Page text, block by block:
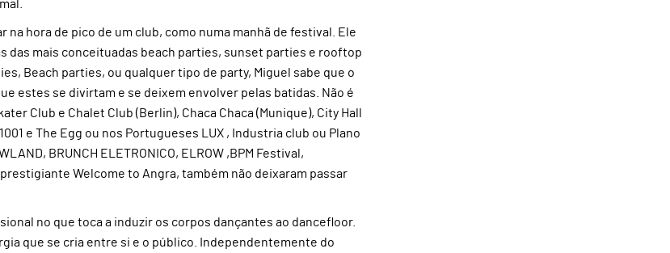
hora de pico de um club, como numa manhã de festival. Ele
mais conceituadas beach parties, sunset parties e rooftop
Beach parties, ou qualquer tipo de party, Miguel sabe que o
estes se divirtam e se deixem envolver pelas batidas. Não é
Club e Chalet Club (Berlin), Chaca Chaca (Munique), City Hall
e The Egg ou nos Portugueses LUX , Industria club ou Plano
BRUNCH ELETRONICO, ELROW ,BPM Festival,
Welcome to Angra, também não deixaram passar
no que toca a induzir os corpos dançantes ao dancefloor.
que se cria entre si e o público. Independentemente do